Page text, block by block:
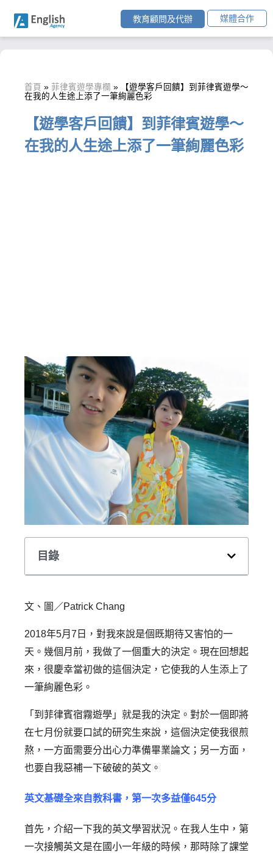
教育顧問及代辦 媒體合作
首頁 » 菲律賓遊學專欄 »
【遊學客戶回饋】到菲律賓遊學～
在我的人生途上添了一筆絢麗色彩
【遊學客戶回饋】到菲律賓遊學～
在我的人生途上添了一筆絢麗色彩
目錄
文、圖／Patrick Chang
2018年5月7日，對我來說是個既期待又害怕的一
天。幾個月前，我做了一個重大的決定。現在回想起
來，很慶幸當初做的這個決定，它使我的人生添上了
一筆絢麗色彩。
「到菲律賓宿霧遊學」就是我的決定。對於一個即將
在七月份就要口試的研究生來說，這個決定使我很煎
熬，一方面需要分出心力準備畢業論文；另一方面，
也要自我惡補一下破破的英文。
英文基礎全來自教科書，第一次多益僅645分
首先，介紹一下我的英文學習狀況。在我人生中，第
一次接觸英文是在國小一年級的時候，那時除了課堂